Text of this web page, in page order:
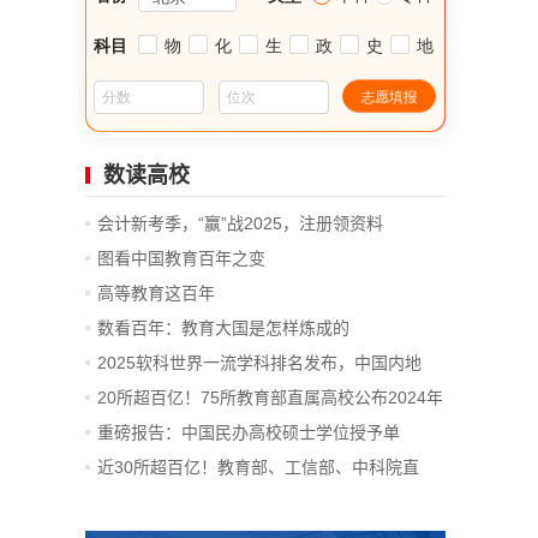
数读高校
会计新考季，“赢”战2025，注册领资料
图看中国教育百年之变
高等教育这百年
数看百年：教育大国是怎样炼成的
2025软科世界一流学科排名发布，中国内地
14...
20所超百亿！75所教育部直属高校公布2024年
决算
重磅报告：中国民办高校硕士学位授予单
位、...
近30所超百亿！教育部、工信部、中科院直